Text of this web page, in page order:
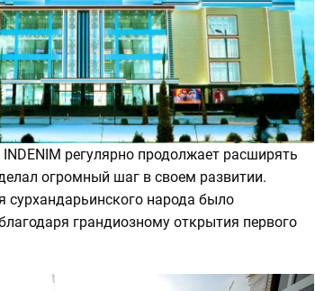
регулярно продолжает расширять
огромный шаг в своем развитии.
сурхандарьинского народа было
грандиозному открытия первого